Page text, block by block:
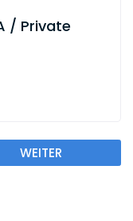
/ Private
WEITER